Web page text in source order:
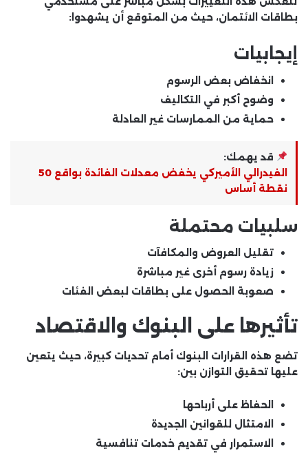
بطاقات الائتمان، حيث من المتوقع أن يشهدوا:
إيجابيات
انخفاض بعض الرسوم
وضوح أكبر في التكاليف
حماية من الممارسات غير العادلة
قد يهمك:
الفيدرالي الأميركي يخفض معدلات الفائدة بواقع 50
نقطة أساس
سلبيات محتملة
تقليل العروض والمكافآت
زيادة رسوم أخرى غير مباشرة
صعوبة الحصول على بطاقات لبعض الفئات
تأثيرها على البنوك والاقتصاد
تضع هذه القرارات البنوك أمام تحديات كبيرة، حيث يتعين
عليها تحقيق التوازن بين:
الحفاظ على أرباحها
الامتثال للقوانين الجديدة
الاستمرار في تقديم خدمات تنافسية